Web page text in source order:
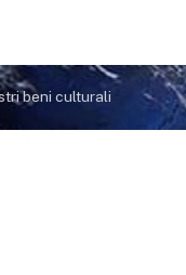
beni culturali